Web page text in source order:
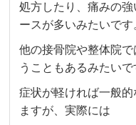
処方したり、痛みの
ースが多いみたいです
他の接骨院や整体院
うこともあるみたいで
症状が軽ければ一般
ますが、実際には